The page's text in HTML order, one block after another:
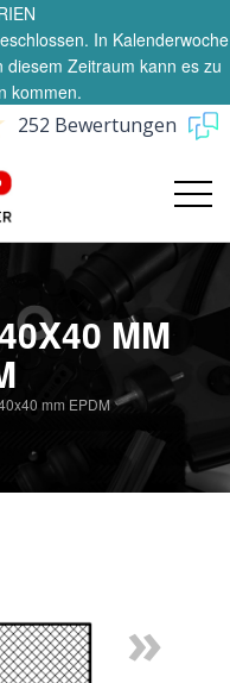
In Kalenderwoche
Zeitraum kann es zu
kommen.
252 Bewertungen
MM
mm EPDM
»